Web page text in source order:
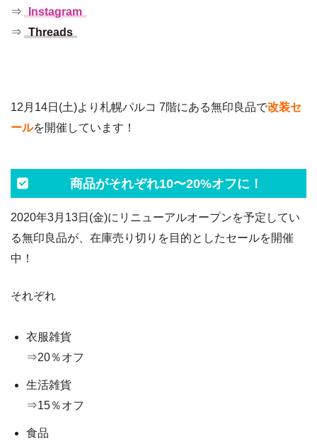
⇒
Instagram
⇒ Threads
12月14日(土)より札幌パルコ 7階にある無印良品で改装セ
ールを開催しています！
商品がそれぞれ10〜20%オフに！
2020年3月13日(金)にリニューアルオープンを予定してい
る無印良品が、在庫売り切りを目的としたセールを開催
中！
それぞれ
衣服雑貨
⇒20％オフ
生活雑貨
⇒15％オフ
食品